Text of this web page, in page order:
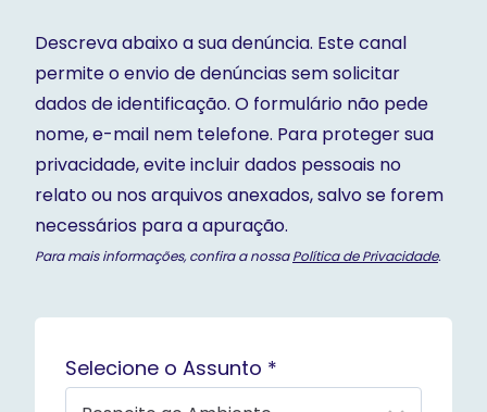
Descreva abaixo a sua denúncia. Este canal
permite o envio de denúncias sem solicitar
dados de identificação. O formulário não pede
nome, e-mail nem telefone. Para proteger sua
privacidade, evite incluir dados pessoais no
relato ou nos arquivos anexados, salvo se forem
necessários para a apuração.
Para mais informações, confira a nossaPolítica de Privacidade.
Selecione o Assunto *